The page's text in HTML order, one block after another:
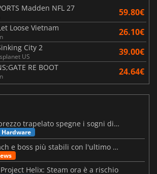
Madden NFL 27
59.80€
Loose Vietnam 26.10€
City 2
US 39.00€
RE BOOT 24.64€
Steam Frame: il prezzo trapelato spegne i sogni di un VR economico
Palworld: Sunreach e boss più stabili con l'ultimo update
Helix: Steam ora è a rischio